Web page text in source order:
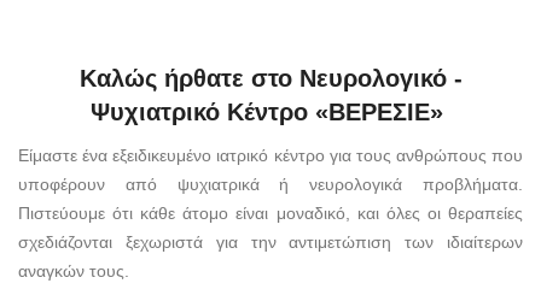
Καλώς ήρθατε στο Νευρολογικό -
Ψυχιατρικό Κέντρο «ΒΕΡΕΣΙΕ»
Eίμαστε ένα εξειδικευμένο ιατρικό κέντρο για τους ανθρώπους που
υποφέρουν από ψυχιατρικά ή νευρολογικά προβλήματα.
Πιστεύουμε ότι κάθε άτομο είναι μοναδικό, και όλες οι θεραπείες
σχεδιάζονται ξεχωριστά για την αντιμετώπιση των ιδιαίτερων
αναγκών τους.